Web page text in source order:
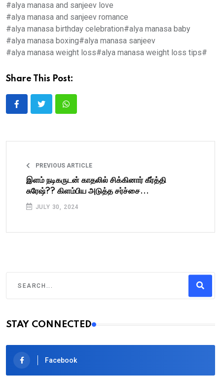
#alya manasa and sanjeev love
#alya manasa and sanjeev romance
#alya manasa birthday celebration#alya manasa baby
#alya manasa boxing#alya manasa sanjeev
#alya manasa weight loss#alya manasa weight loss tips#
Share This Post:
PREVIOUS ARTICLE
இளம் நடிகருடன் காதலில் சிக்கினார் கீர்த்தி
சுரேஷ்?? கிளம்பிய அடுத்த சர்ச்சை...
JULY 30, 2024
STAY CONNECTED
Facebook